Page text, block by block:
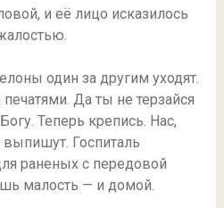
и её лицо исказилось
один за другим уходят.
Да ты не терзайся
Теперь крепись. Нас,
Госпиталь
раненых с передовой
малость — и домой.